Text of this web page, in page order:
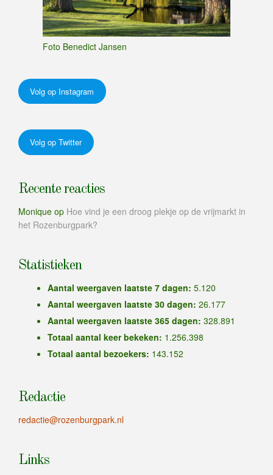
Foto Benedict Jansen
Volg op Instagram
Volg op Twitter
Recente reacties
Monique op Hoe vind je een droog plekje op de vrijmarkt in
het Rozenburgpark?
Statistieken
Aantal weergaven laatste 7 dagen: 5.120
Aantal weergaven laatste 30 dagen: 26.177
Aantal weergaven laatste 365 dagen: 328.891
Totaal aantal keer bekeken: 1.256.398
Totaal aantal bezoekers: 143.152
Redactie
redactie@rozenburgpark.nl
Links